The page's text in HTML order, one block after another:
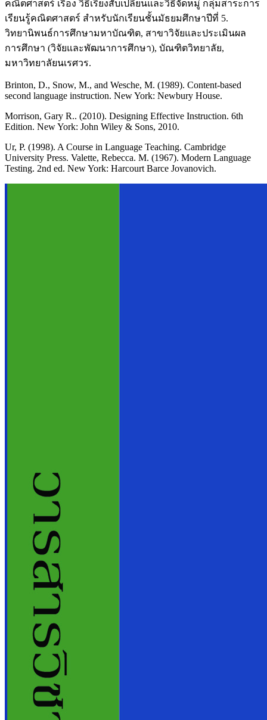
คณิตศาสตร์ เรื่อง วิธีเรียงสับเปลี่ยนและวิธีจัดหมู่ กลุ่มสาระการ
เรียนรู้คณิตศาสตร์ สำหรับนักเรียนชั้นมัธยมศึกษาปีที่ 5.
วิทยานิพนธ์การศึกษามหาบัณฑิต, สาขาวิจัยและประเมินผล
การศึกษา (วิจัยและพัฒนาการศึกษา), บัณฑิตวิทยาลัย,
มหาวิทยาลัยนเรศวร.
Brinton, D., Snow, M., and Wesche, M. (1989). Content-based
second language instruction. New York: Newbury House.
Morrison, Gary R.. (2010). Designing Effective Instruction. 6th
Edition. New York: John Wiley & Sons, 2010.
Ur, P. (1998). A Course in Language Teaching. Cambridge
University Press. Valette, Rebecca. M. (1967). Modern Language
Testing. 2nd ed. New York: Harcourt Barce Jovanovich.